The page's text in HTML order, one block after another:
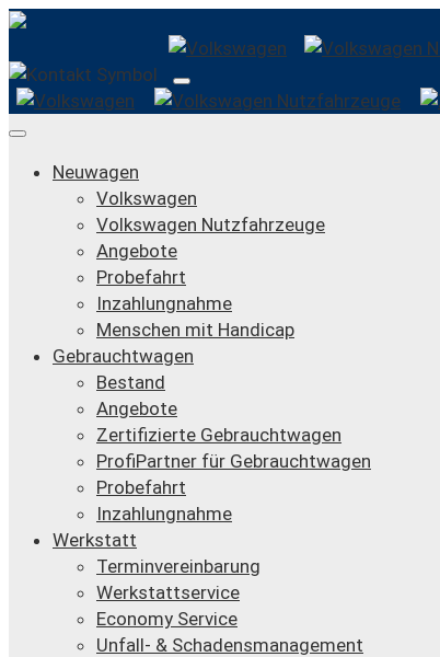
Neuwagen
Volkswagen
Volkswagen Nutzfahrzeuge
Angebote
Probefahrt
Inzahlungnahme
Menschen mit Handicap
Gebrauchtwagen
Bestand
Angebote
Zertifizierte Gebrauchtwagen
ProfiPartner für Gebrauchtwagen
Probefahrt
Inzahlungnahme
Werkstatt
Terminvereinbarung
Werkstattservice
Economy Service
Unfall- & Schadensmanagement